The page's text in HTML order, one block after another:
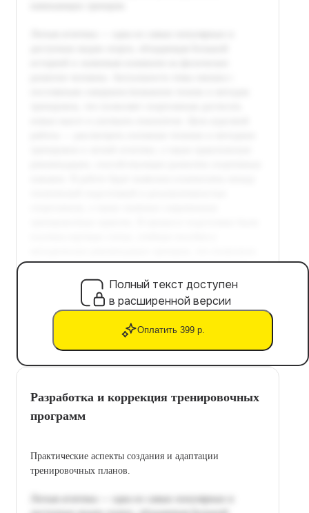
Полный текст доступен
в расширенной версии
Оплатить 399 р.
Разработка и коррекция тренировочных
программ
Практические аспекты создания и адаптации
тренировочных планов.